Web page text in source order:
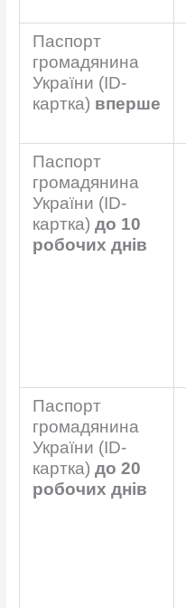
Паспорт
громадянина
України (ID-
картка) вперше
Паспорт
громадянина
України (ID-
картка) до 10
робочих днів
Паспорт
громадянина
України (ID-
картка) до 20
робочих днів